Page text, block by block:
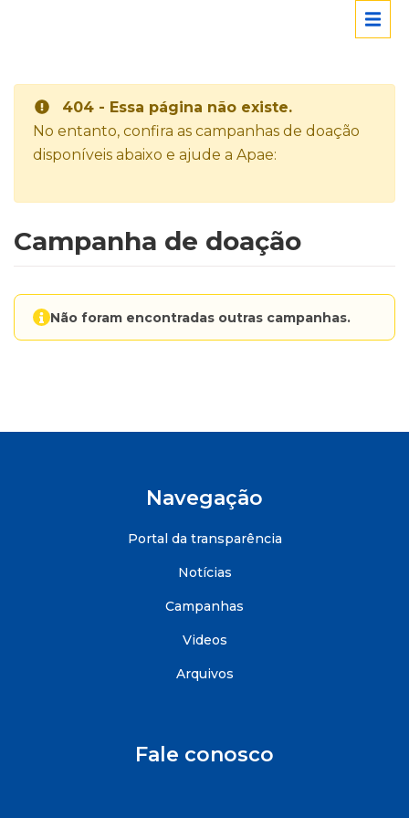
404 - Essa página não existe.
No entanto, confira as campanhas de doação
disponíveis abaixo e ajude a Apae:
Campanha de doação
Não foram encontradas outras campanhas.
Navegação
Portal da transparência
Notícias
Campanhas
Videos
Arquivos
Fale conosco